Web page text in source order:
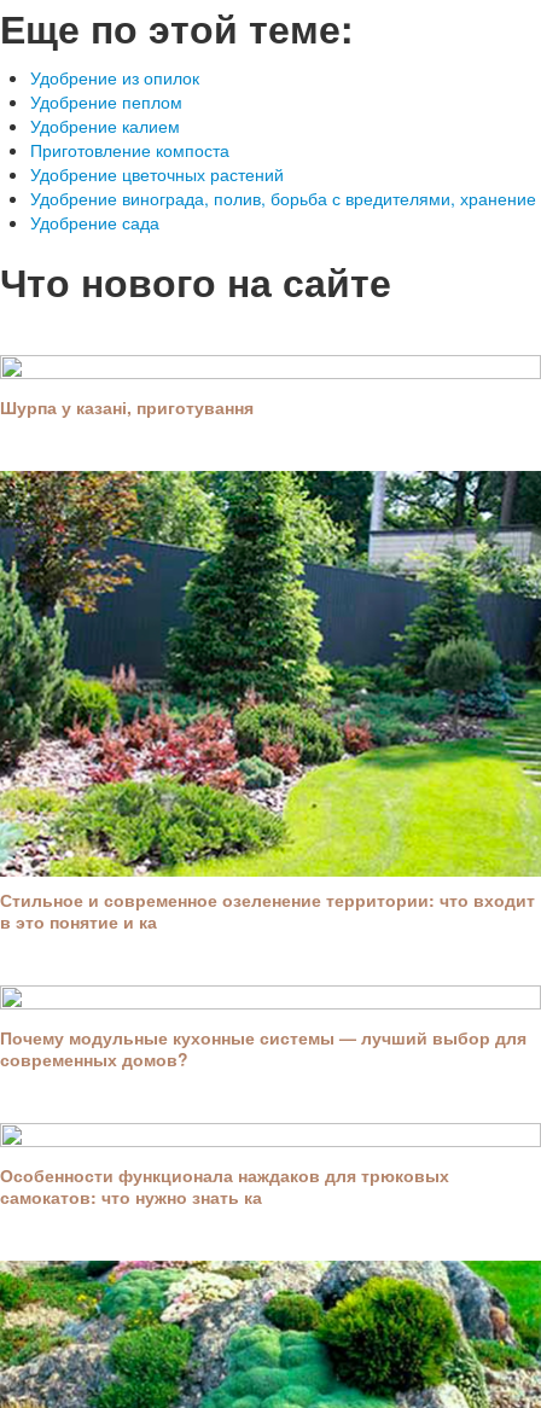
Еще по этой теме:
Удобрение из опилок
Удобрение пеплом
Удобрение калием
Приготовление компоста
Удобрение цветочных растений
Удобрение винограда, полив, борьба с вредителями, хранение
Удобрение сада
Что нового на сайте
Шурпа у казані, приготування
Стильное и современное озеленение территории: что входит
в это понятие и ка
Почему модульные кухонные системы — лучший выбор для
современных домов?
Особенности функционала наждаков для трюковых
самокатов: что нужно знать ка